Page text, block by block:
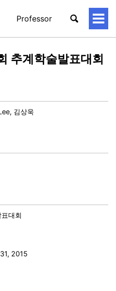
Professor
토
뉴
추계학술발표대회
김상욱
대회
2015